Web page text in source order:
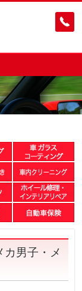
カ男子・メ